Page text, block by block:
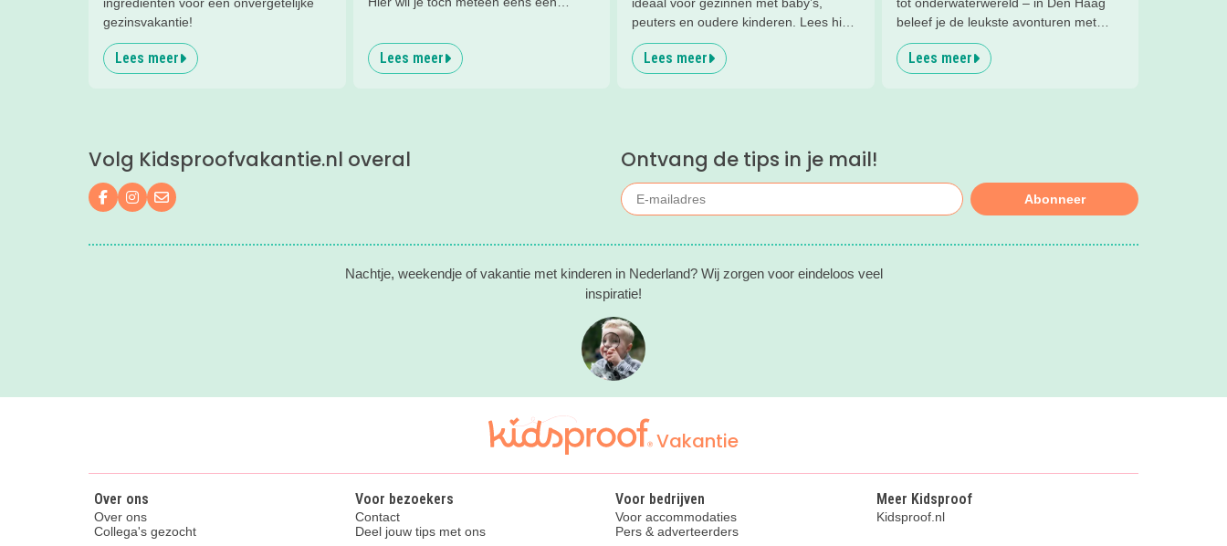
ingrediënten voor een onvergetelijke
gezinsvakantie!
Lees meer
kinderhotels van Valk Exclusief en boek
een heerlijk nachtje weg met je
kind(eren).
Lees meer
ideaal voor gezinnen met baby’s,
peuters en oudere kinderen. Lees hier
waarom!
Lees meer
tot onderwaterwereld – in Den Haag
beleef je de leukste avonturen met
kinderen. En tussendoor? Even
ontspannen met een lekkere lunch op
Lees meer
Volg Kidsproofvakantie.nl overal
Volg ons op Facebook
Volg ons op Instagram
Mail ons
Ontvang de tips in je mail!
Abonneer
Nachtje, weekendje of vakantie met kinderen in Nederland? Wij zorgen voor eindeloos veel
inspiratie!
Vakantie
Over ons
Over ons
Collega's gezocht
Voor bezoekers
Contact
Deel jouw tips met ons
Voor bedrijven
Voor accommodaties
Pers & adverteerders
Meer Kidsproof
Kidsproof.nl